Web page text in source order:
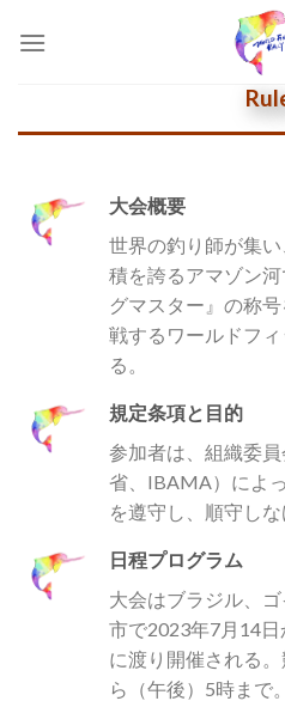
大会概要
世界の釣り師が集
積を誇るアマゾン
グマスター』の称
戦するワールドフ
る。
規定条項と目的
参加者は、組織委
省、IBAMA）によ
を遵守し、順守しな
日程プログラム
大会はブラジル、
市で2023年7月14
に渡り開催される
ら（午後）5時まで